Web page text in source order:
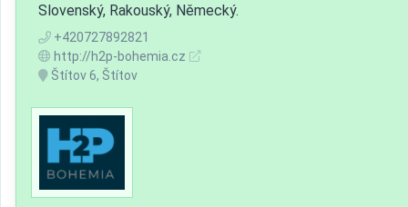
Slovenský, Rakouský, Německý.
+420727892821
http://h2p-bohemia.cz
Štítov 6, Štítov